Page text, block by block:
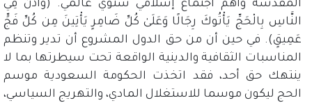
المقدسة وأهم اجتماع إسلامي سنوي عالمي. (وَأَذِّن فِي
النَّاسِ بِالْحَجِّ يَأْتُوكَ رِجَالًا وَعَلَىٰ كُلِّ ضَامِرٍ يَأْتِينَ مِن كُلِّ فَجٍّ
عَمِيقٍ). في حين أن من حق الدول المشروع أن تدير وتنظم
المناسبات الثقافية والدينية الواقعة تحت سيطرتها بما لا
ينتهك حق أحد، فقد اتخذت الحكومة السعودية موسم
الحج ليكون موسما للاستغلال المادي، والتهريج السياسي،